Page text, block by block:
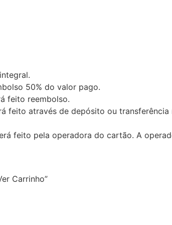
50% do valor pago.
feito reembolso.
feito através de depósito ou
feito pela operadora do cartão. A
Carrinho”